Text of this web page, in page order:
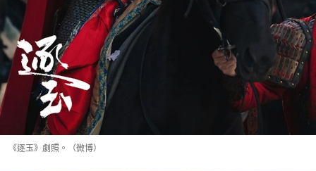
《逐玉》劇照。（微博）